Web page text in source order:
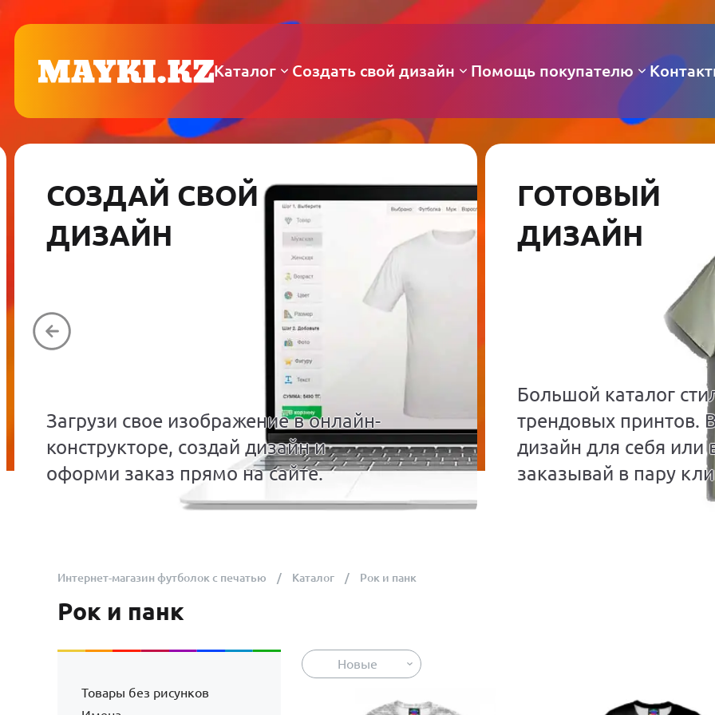
Каталог Создать свой дизайн Помощь покупателю
СОЗДАЙ СВОЙ
ДИЗАЙН
Загрузи свое изображение в онлайн-
конструкторе, создай дизайн и
оформи заказ прямо на сайте.
ГОТОВЫЙ
ДИЗАЙН
Большой каталог
трендовых принтов.
дизайн для себя или
заказывай в пару
Интернет-магазин футболок с печатью Каталог Рок и панк
Рок и панк
Товары без рисунков
Новые